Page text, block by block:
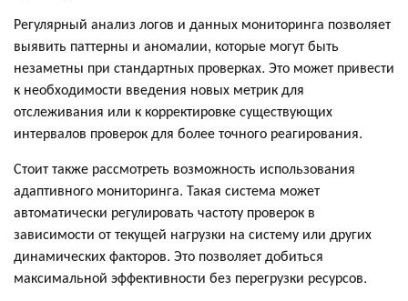
Регулярный анализ логов и данных мониторинга позволяет
выявить паттерны и аномалии, которые могут быть
незаметны при стандартных проверках. Это может привести
к необходимости введения новых метрик для
отслеживания или к корректировке существующих
интервалов проверок для более точного реагирования.
Стоит также рассмотреть возможность использования
адаптивного мониторинга. Такая система может
автоматически регулировать частоту проверок в
зависимости от текущей нагрузки на систему или других
динамических факторов. Это позволяет добиться
максимальной эффективности без перегрузки ресурсов.